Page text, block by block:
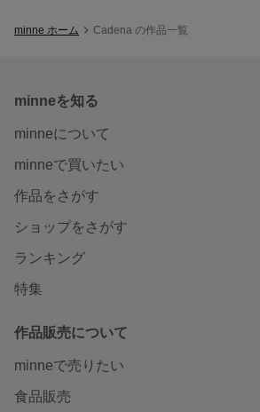
minne ホーム Cadena の作品一覧
minneを知る
minneについて
minneで買いたい
作品をさがす
ショップをさがす
ランキング
特集
作品販売について
minneで売りたい
食品販売